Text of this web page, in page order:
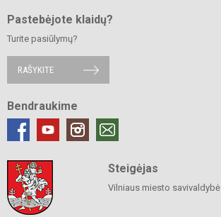
Pastebėjote klaidų?
Turite pasiūlymų?
RAŠYKITE
Bendraukime
Steigėjas
Vilniaus miesto savivaldybė